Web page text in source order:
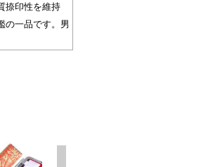
捺印性を維持
の一品です。男